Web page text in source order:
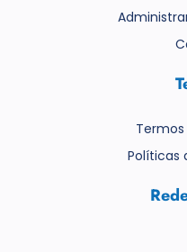
Políticas